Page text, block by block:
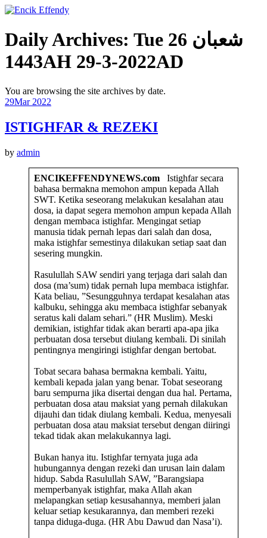
Daily Archives: Tue 26 شعبان
1443AH 29-3-2022AD
You are browsing the site archives by date.
29Mar 2022
ISTIGHFAR & REZEKI
by admin
ENCIKEFFENDYNEWS.com Istighfar secara
bahasa bermakna memohon ampun kepada Allah
SWT. Ketika seseorang melakukan kesalahan atau
dosa, ia dapat segera memohon ampun kepada Allah
dengan membaca istighfar. Mengingat setiap
manusia tidak pernah lepas dari salah dan dosa,
maka istighfar semestinya dilakukan setiap saat dan
sesering mungkin.
Rasulullah SAW sendiri yang terjaga dari salah dan
dosa (ma’sum) tidak pernah lupa membaca istighfar.
Kata beliau, ”Sesungguhnya terdapat kesalahan atas
kalbuku, sehingga aku membaca istighfar sebanyak
seratus kali dalam sehari.” (HR Muslim). Meski
demikian, istighfar tidak akan berarti apa-apa jika
perbuatan dosa tersebut diulang kembali. Di sinilah
pentingnya mengiringi istighfar dengan bertobat.
Tobat secara bahasa bermakna kembali. Yaitu,
kembali kepada jalan yang benar. Tobat seseorang
baru sempurna jika disertai dengan dua hal. Pertama,
perbuatan dosa atau maksiat yang pernah dilakukan
dijauhi dan tidak diulang kembali. Kedua, menyesali
perbuatan dosa atau maksiat tersebut dengan diiringi
tekad tidak akan melakukannya lagi.
Bukan hanya itu. Istighfar ternyata juga ada
hubungannya dengan rezeki dan urusan lain dalam
hidup. Sabda Rasulullah SAW, ”Barangsiapa
memperbanyak istighfar, maka Allah akan
melapangkan setiap kesusahannya, memberi jalan
keluar setiap kesukarannya, dan memberi rezeki
tanpa diduga-duga. (HR Abu Dawud dan Nasa’i).